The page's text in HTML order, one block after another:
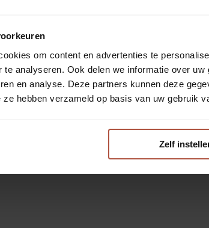
om content en advertenties te
te analyseren. Ook delen we informatie over
en analyse. Deze partners kunnen deze
ze hebben verzameld op basis van uw gebruik
Zelf